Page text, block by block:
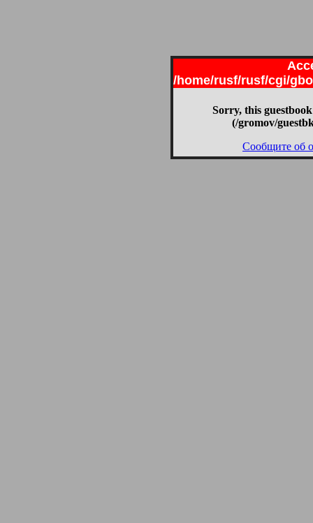
/home/rusf/rusf/cgi/
Sorry, this
(/gromov/
Сообщите об